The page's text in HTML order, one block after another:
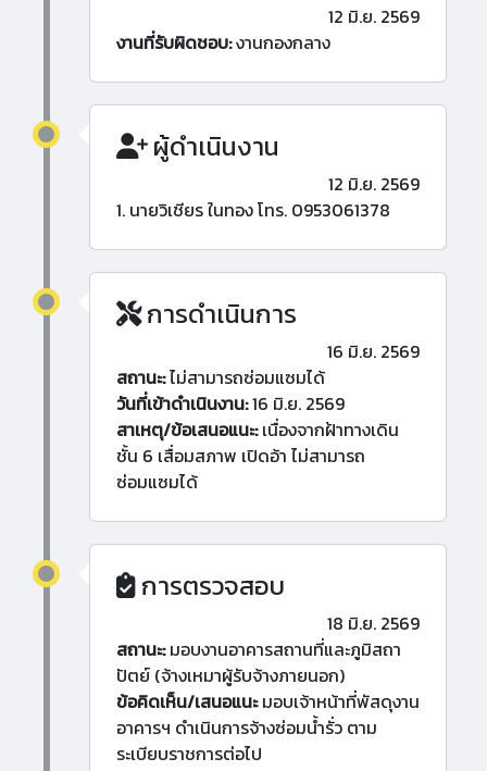
12 มิ.ย. 2569
งานที่รับผิดชอบ:งานกองกลาง
ผู้ดำเนินงาน
12 มิ.ย. 2569
1. นายวิเชียร ในทอง โทร. 0953061378
การดำเนินการ
16 มิ.ย. 2569
สถานะ:ไม่สามารถซ่อมแซมได้
วันที่เข้าดำเนินงาน:16 มิ.ย. 2569
สาเหตุ/ข้อเสนอแนะ:เนื่องจากฝ้าทางเดิน
ชั้น 6 เสื่อมสภาพ เปิดอ้า ไม่สามารถ
ซ่อมแซมได้
การตรวจสอบ
18 มิ.ย. 2569
สถานะ:มอบงานอาคารสถานที่และภูมิสถา
ปัตย์ (จ้างเหมาผู้รับจ้างภายนอก)
ข้อคิดเห็น/เสนอแนะมอบเจ้าหน้าที่พัสดุงาน
อาคารฯ ดำเนินการจ้างซ่อมน้ำรั่ว ตาม
ระเบียบราชการต่อไป